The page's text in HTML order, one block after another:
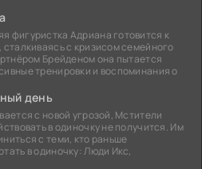
фигуристка Адриана готовится к
с кризисом семейного
Брейденом она пытается
тренировки и воспоминания о
день
с новой угрозой, Мстители
в одиночку не получится. Им
с теми, кто раньше
в одиночку: Люди Икс,